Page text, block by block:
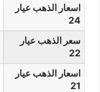
اسعار الذهب عيار
24
سعر الذهب عيار
22
اسعار الذهب عيار
21